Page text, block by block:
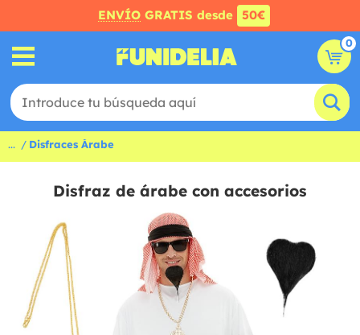
ENVÍO GRATIS desde 50€
0
... Disfraces Árabe
Disfraz de árabe con accesorios